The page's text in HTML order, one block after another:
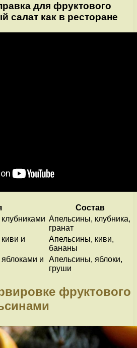
для фруктового
салат как в ресторане
Состав
Апельсины, клубника,
гранат
и
Апельсины, киви,
бананы
и
Апельсины, яблоки,
груши
фруктового